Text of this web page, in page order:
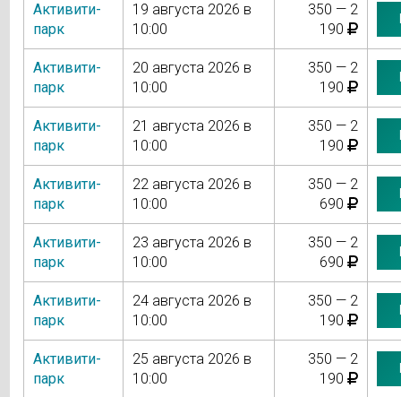
Активити-
парк
19 августа 2026 в
10:00
350 — 2
190
Активити-
парк
20 августа 2026 в
10:00
350 — 2
190
Активити-
парк
21 августа 2026 в
10:00
350 — 2
190
Активити-
парк
22 августа 2026 в
10:00
350 — 2
690
Активити-
парк
23 августа 2026 в
10:00
350 — 2
690
Активити-
парк
24 августа 2026 в
10:00
350 — 2
190
Активити-
парк
25 августа 2026 в
10:00
350 — 2
190